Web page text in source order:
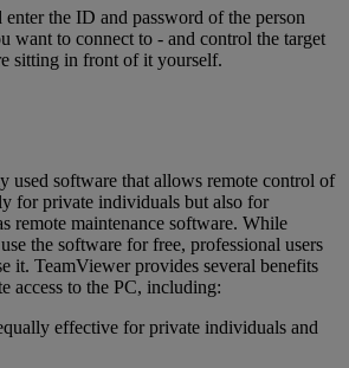
enter the ID and password of the person
want to connect to - and control the target
sitting in front of it yourself.
used software that allows remote control of
for private individuals but also for
remote maintenance software. While
the software for free, professional users
it. TeamViewer provides several benefits
access to the PC, including:
effective for private individuals and